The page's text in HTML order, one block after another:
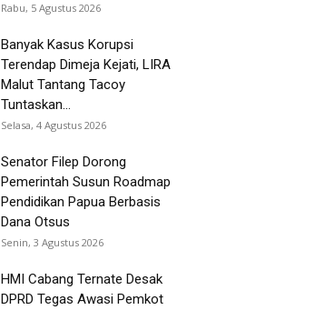
Rabu, 5 Agustus 2026
Banyak Kasus Korupsi
Terendap Dimeja Kejati, LIRA
Malut Tantang Tacoy
Tuntaskan...
Selasa, 4 Agustus 2026
Senator Filep Dorong
Pemerintah Susun Roadmap
Pendidikan Papua Berbasis
Dana Otsus
Senin, 3 Agustus 2026
HMI Cabang Ternate Desak
DPRD Tegas Awasi Pemkot